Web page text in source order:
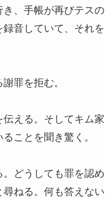
、手帳が再びテスの
音していて、それを
罪を拒む。
える。そしてキム家
ことを聞き驚く。
どうしても罪を認め
ねる。何も答えない